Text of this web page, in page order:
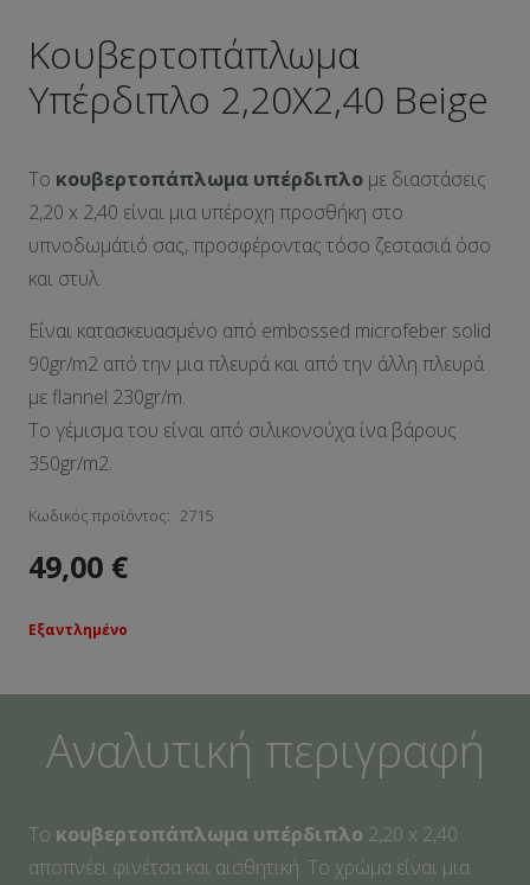
Κουβερτοπάπλωμα
Υπέρδιπλο 2,20Χ2,40 Beige
Το κουβερτοπάπλωμα υπέρδιπλο με διαστάσεις
2,20 x 2,40 είναι μια υπέροχη προσθήκη στο
υπνοδωμάτιό σας, προσφέροντας τόσο ζεστασιά όσο
και στυλ.
Είναι κατασκευασμένο από embossed microfeber solid
90gr/m2 από την μια πλευρά και από την άλλη πλευρά
με flannel 230gr/m.
Το γέμισμα του είναι από σιλικονούχα ίνα βάρους
350gr/m2.
Κωδικός προϊόντος: 2715
49,00 €
Εξαντλημένο
Αναλυτική περιγραφή
Το κουβερτοπάπλωμα υπέρδιπλο 2,20 x 2,40
αποπνέει φινέτσα και αισθητική. Το χρώμα είναι μια